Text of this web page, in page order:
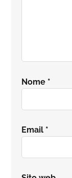
Nome *
Email *